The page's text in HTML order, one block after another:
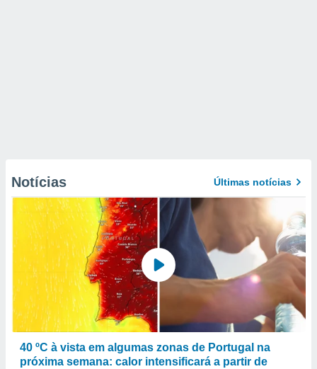
Notícias Últimas notícias
40 ºC à vista em algumas zonas de Portugal na
próxima semana: calor intensificará a partir de